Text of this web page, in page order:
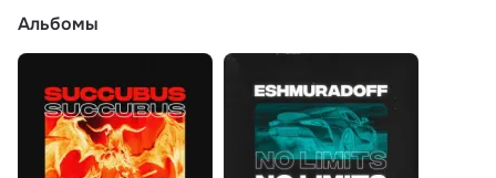
Альбомы